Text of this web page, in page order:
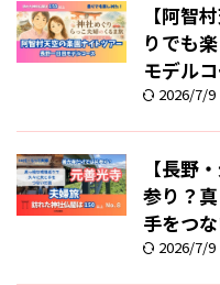
【阿智
りでも
モデル
2026/7/9
【長野
参り？
手をつ
2026/7/9